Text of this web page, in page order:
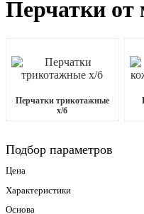
Перчатки от
Перчатки трикотажные
х/б
Подбор параметров
Цена
Характеристики
Основа